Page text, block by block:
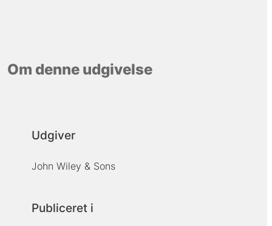
Om denne udgivelse
Udgiver
John Wiley & Sons
Publiceret i